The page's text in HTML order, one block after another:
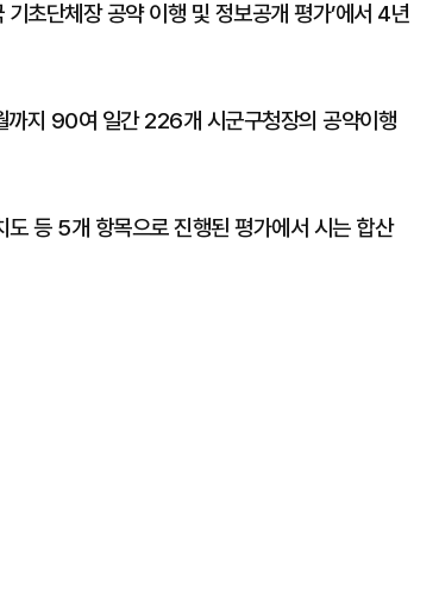
초단체장 공약 이행 및 정보공개 평가’에서 4년
까지 90여 일간 226개 시군구청장의 공약이행
등 5개 항목으로 진행된 평가에서 시는 합산